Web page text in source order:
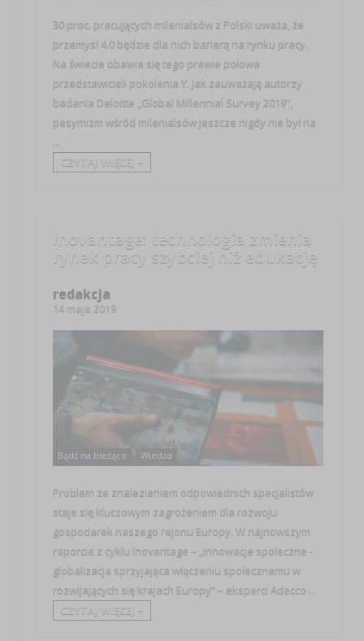
30 proc. pracujących milenialsów z Polski uważa, że
przemysł 4.0 będzie dla nich barierą na rynku pracy.
Na świecie obawia się tego prawie połowa
przedstawicieli pokolenia Y. Jak zauważają autorzy
badania Deloitte „Global Millennial Survey 2019”,
pesymizm wśród milenialsów jeszcze nigdy nie był na
...
CZYTAJ WIĘCEJ +
Inovantage: technologia zmienia
rynek pracy szybciej niż edukację
redakcja
14 maja 2019
Bądź na bieżąco Wiedza
Problem ze znalezieniem odpowiednich specjalistów
staje się kluczowym zagrożeniem dla rozwoju
gospodarek naszego rejonu Europy. W najnowszym
raporcie z cyklu Inovantage – „Innowacje społeczne -
globalizacja sprzyjająca włączeniu społecznemu w
rozwijających się krajach Europy” – eksperci Adecco ...
CZYTAJ WIĘCEJ +